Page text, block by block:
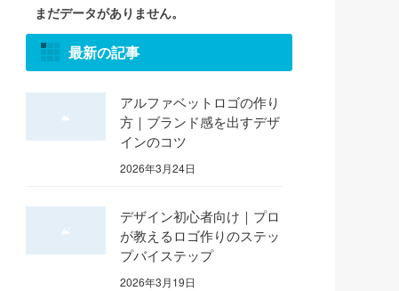
まだデータがありません。
最新の記事
アルファベットロゴの作り
方｜ブランド感を出すデザ
インのコツ
2026年3月24日
デザイン初心者向け｜プロ
が教えるロゴ作りのステッ
プバイステップ
2026年3月19日